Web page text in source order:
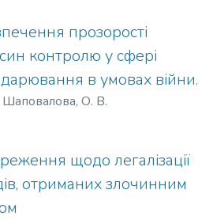
ідей О.М. Вінник як підгрунтя
здобутків дослідників
проблематики. Оцінено
надбання авторки монографії
інституційного державно-
партнерства для
досвіду ЄС для повоєнної
України» та склад її чотирьох
Обгрунтовано структуру
прозорості
контролю у сфері
в умовах війни.
Шаповалова, О. В.
щодо легалізації
отриманих злочинним